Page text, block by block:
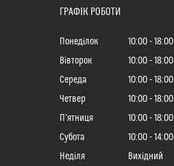
ГРАФІК РОБОТИ
Понеділок 10:00
18:00
Вівторок
10:00
18:00
Середа
10:00
18:00
Четвер
10:00
18:00
Пʼятниця
10:00
18:00
Субота
10:00
14:00
Неділя
Вихідний